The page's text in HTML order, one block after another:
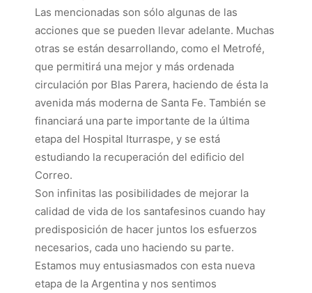
Las mencionadas son sólo algunas de las
acciones que se pueden llevar adelante. Muchas
otras se están desarrollando, como el Metrofé,
que permitirá una mejor y más ordenada
circulación por Blas Parera, haciendo de ésta la
avenida más moderna de Santa Fe. También se
financiará una parte importante de la última
etapa del Hospital Iturraspe, y se está
estudiando la recuperación del edificio del
Correo.
Son infinitas las posibilidades de mejorar la
calidad de vida de los santafesinos cuando hay
predisposición de hacer juntos los esfuerzos
necesarios, cada uno haciendo su parte.
Estamos muy entusiasmados con esta nueva
etapa de la Argentina y nos sentimos